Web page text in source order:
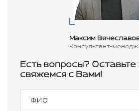
Максим
Консультант-
Есть вопросы? Оставьте
свяжемся с Вами!